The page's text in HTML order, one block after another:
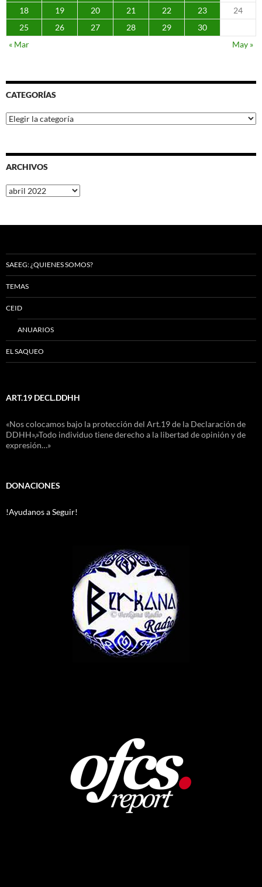
18
19 20 21 22 23
24
25
26 27 28 29
30
« Mar
May »
CATEGORÍAS
Categorías
ARCHIVOS
Archivos
SAEEG: ¿QUIENES SOMOS?
TEMAS
CEID
ANUARIOS
EL SAQUEO
ART.19 DECL.DDHH
«Nos colocamos bajo la protección del Art.19 de la Declaración de
DDHH»,»Todo individuo tiene derecho a la libertad de opinión y de
expresión…»
DONACIONES
!Ayudanos a Seguir!